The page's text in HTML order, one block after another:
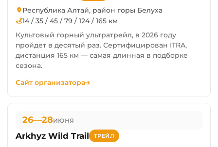
Республика Алтай, район горы Белуха
14 / 35 / 45 / 79 / 124 / 165 км
Культовый горный ультратрейл, в 2026 году
пройдёт в десятый раз. Сертифицирован ITRA,
дистанция 165 км — самая длинная в подборке
сезона.
Сайт организатора
26—28ИЮНЯ
Arkhyz Wild Trail ТРЕЙЛ